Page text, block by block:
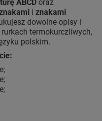
ABCD oraz
i znakami
dowolne opisy i
termokurczliwych,
polskim.